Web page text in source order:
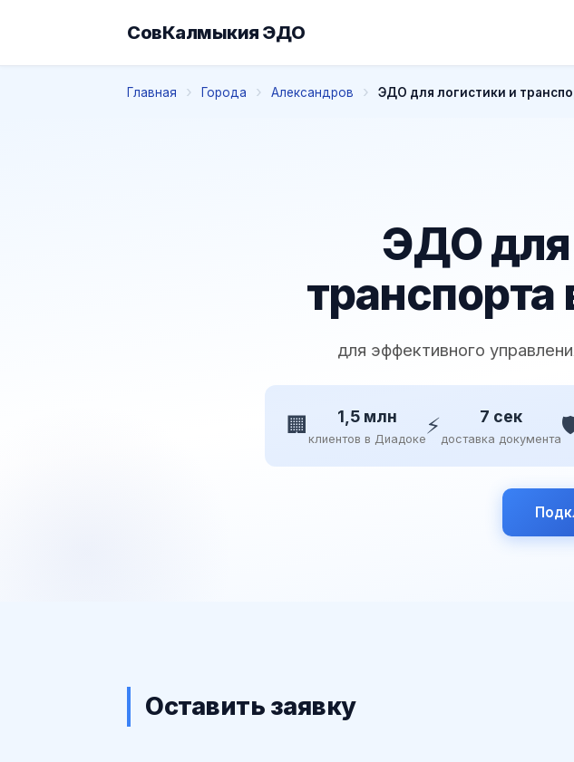
СовКалмыкия ЭДО
Главная Города Александров ЭДО для логистики и
ЭДО для
для эффективного
🏢 1,5 млн
клиентов в Диадоке⚡ 7 сек
доставка документа
Оставить заявку